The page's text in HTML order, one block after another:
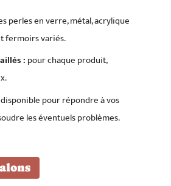
perles en verre, métal, acrylique
fermoirs variés.
: pour chaque produit,
disponible pour répondre à vos
les éventuels problèmes.